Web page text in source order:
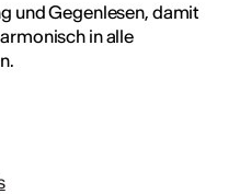
und Gegenlesen, damit
in alle